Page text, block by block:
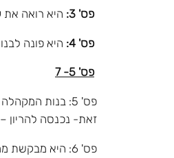
פס' 3: היא רואה את
פס' 4: היא פונה
פס' 5- 7
פס' 5: בנות
זאת- נכנסה
פס' 6: היא